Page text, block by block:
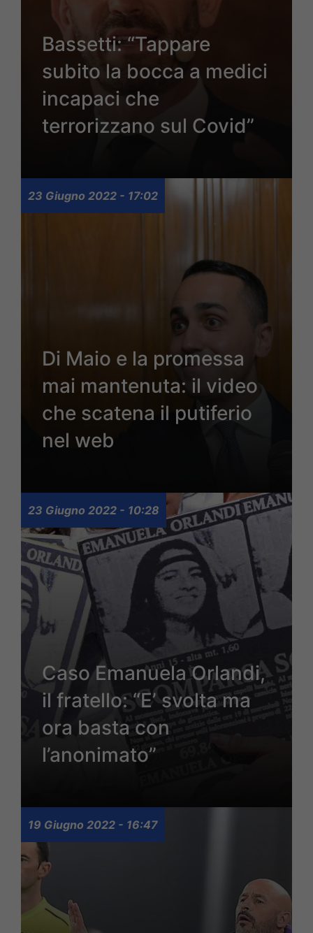
Bassetti: “Tappare
subito la bocca a medici
incapaci che
terrorizzano sul Covid”
23 Giugno 2022 - 17:02
Di Maio e la promessa
mai mantenuta: il video
che scatena il putiferio
nel web
23 Giugno 2022 - 10:28
Caso Emanuela Orlandi,
il fratello: “E’ svolta ma
ora basta con
l’anonimato”
19 Giugno 2022 - 16:47